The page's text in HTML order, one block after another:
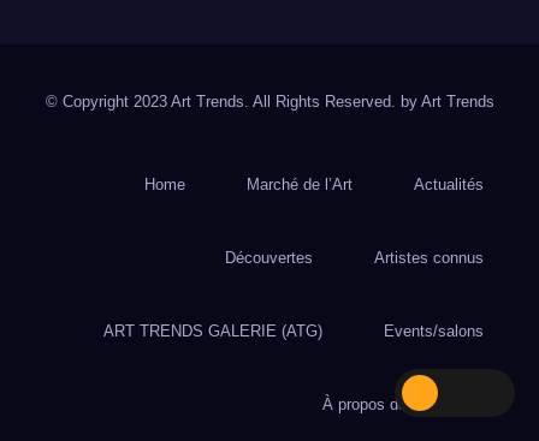
© Copyright 2023 Art Trends. All Rights Reserved. by Art Trends
Home Marché de l’Art Actualités
Découvertes Artistes connus
ART TRENDS GALERIE (ATG) Events/salons
À propos de Art Trends